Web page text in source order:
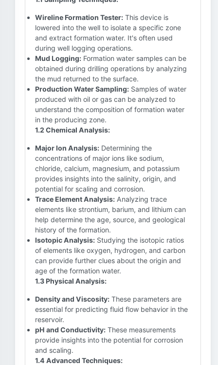
Wireline Formation Tester: This device is
lowered into the well to isolate a specific zone
and extract formation water. It's often used
during well logging operations.
Mud Logging: Formation water samples can be
obtained during drilling operations by analyzing
the mud returned to the surface.
Production Water Sampling: Samples of water
produced with oil or gas can be analyzed to
understand the composition of formation water
in the producing zone.
1.2 Chemical Analysis:
Major Ion Analysis: Determining the
concentrations of major ions like sodium,
chloride, calcium, magnesium, and potassium
provides insights into the salinity, origin, and
potential for scaling and corrosion.
Trace Element Analysis: Analyzing trace
elements like strontium, barium, and lithium can
help determine the age, source, and geological
history of the formation.
Isotopic Analysis: Studying the isotopic ratios
of elements like oxygen, hydrogen, and carbon
can provide further clues about the origin and
age of the formation water.
1.3 Physical Analysis:
Density and Viscosity: These parameters are
essential for predicting fluid flow behavior in the
reservoir.
pH and Conductivity: These measurements
provide insights into the potential for corrosion
and scaling.
1.4 Advanced Techniques: